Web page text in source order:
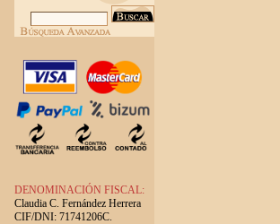
DENOMINACIÓN FISCAL:
Claudia C. Fernández Herrera
CIF/DNI: 71741206C.